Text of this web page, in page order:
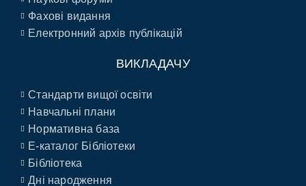
Фахові видання
Електронний архів публікацій
ВИКЛАДАЧУ
Стандарти вищої освіти
Навчальні плани
Нормативна база
E-каталог Бібліотеки
Бібліотека
Дні народження